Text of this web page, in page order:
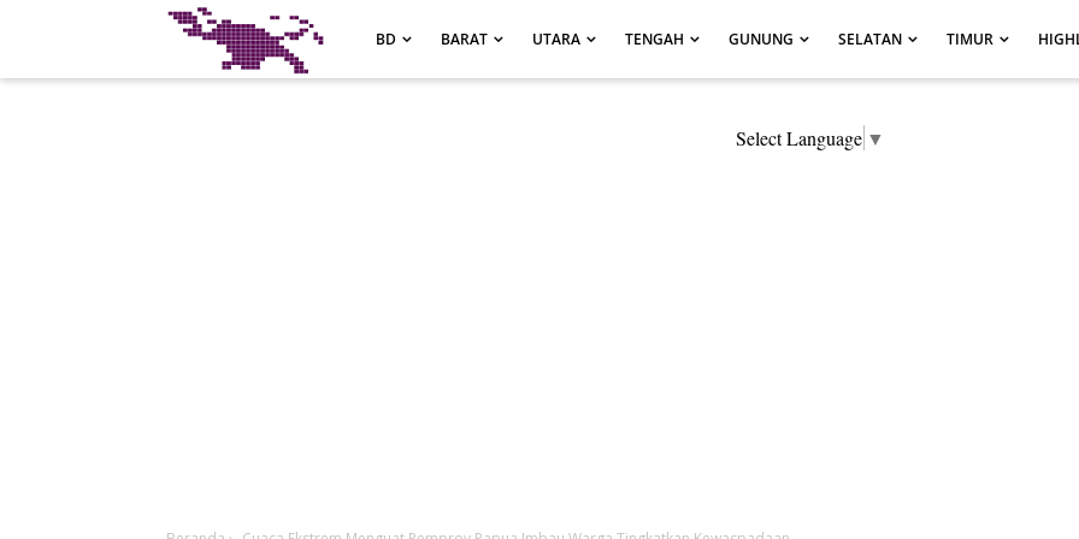
BD BARAT UTARA TENGAH GUNUNG SELATAN TIMUR
Select Language ▼